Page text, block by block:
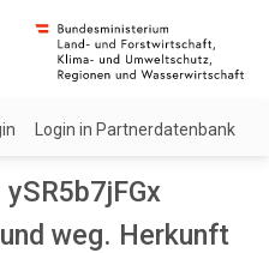
Login in Partnerdatenbank
weg. Herkunft